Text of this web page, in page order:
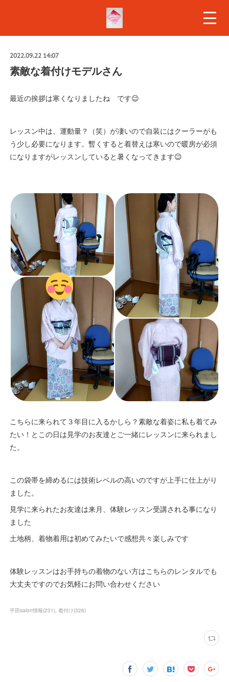
2022.09.22 14:07
素敵な着付けモデルさん
最近の挨拶は寒くなりましたね です😉
レッスン中は、運動量？（笑）が凄いので自装にはクーラーがも
う少し必要になります。暫くすると着替えは寒いので暖房が必須
になりますがレッスンしていると暑くなってきます😉
こちらに来られて３年目に入るかしら？素敵な着姿に私も着てみ
たい！とこの日は見学のお友達とご一緒にレッスンに来られまし
た。
この袋帯を締めるには技術レベルの高いのですが上手に仕上がり
ました。
見学に来られたお友達は来月、体験レッスン受講される事になり
ました
土地柄、着物着用は初めてみたいで感想共々楽しみです
体験レッスンはお手持ちの着物のない方はこちらのレンタルでも
大丈夫ですのでお気軽にお問い合わせください
平田salon情報(231) 着付け(326)